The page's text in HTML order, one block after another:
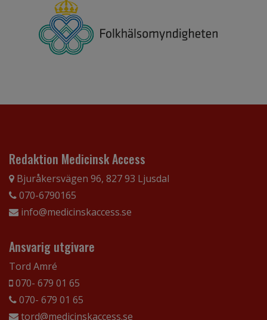
Redaktion Medicinsk Access
Bjuråkersvägen 96, 827 93 Ljusdal
070-6790165
info@medicinskaccess.se
Ansvarig utgivare
Tord Amré
070- 679 01 65
070- 679 01 65
tord@medicinskaccess.se